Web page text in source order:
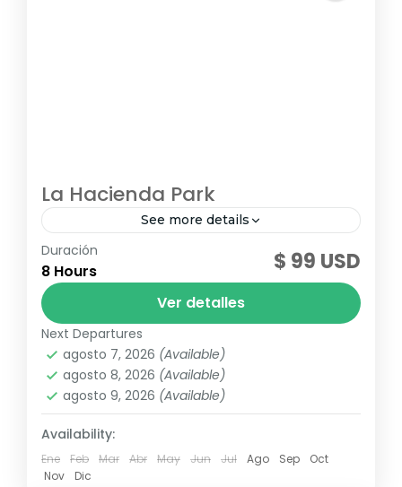
La Hacienda Park
See more details
¡Vive una experiencia única con 7
actividades por el precio de 1! Disfruta de la
emoción de la tirolesa, siente la adrenalina
de los buggies,...
Republica Dominicana
Duración
8 Hours $ 99 USD
Ver detalles
Next Departures
agosto 7, 2026 (Available)
agosto 8, 2026 (Available)
agosto 9, 2026 (Available)
Availability:
Ene Feb Mar Abr May Jun Jul Ago Sep
Oct
Nov
Dic